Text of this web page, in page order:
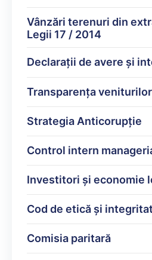
Vânzări terenuri din
Legii 17 / 2014
Declarații de avere şi
Transparența
Strategia Anticorupție
Control intern
Investitori și economie
Cod de etică și
Comisia paritară